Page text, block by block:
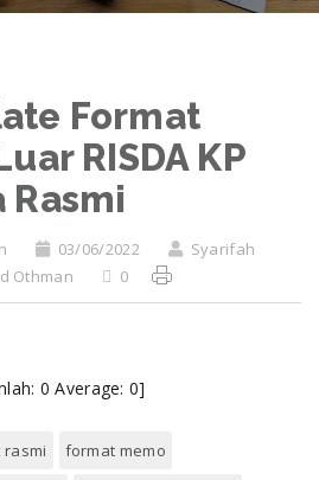
Format
RISDA KP
Rasmi
03/06/2022
Syarifah
Othman
0
0 Average:0]
format memo